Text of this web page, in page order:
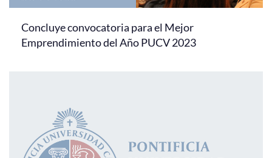
Concluye convocatoria para el Mejor
Emprendimiento del Año PUCV 2023